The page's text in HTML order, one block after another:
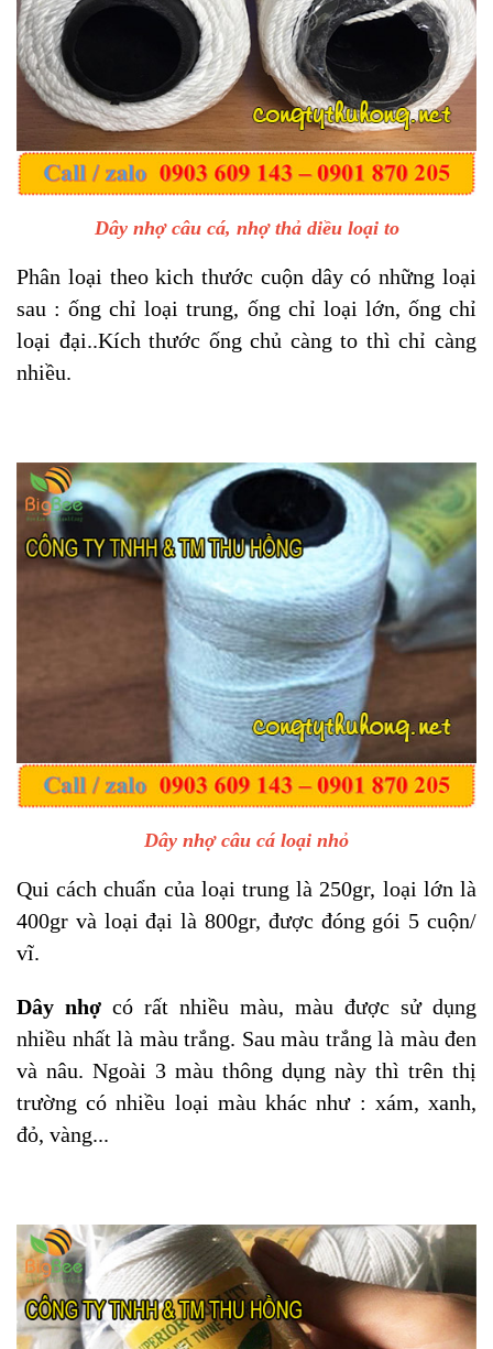
Dây nhợ câu cá, nhợ thả diều loại to
Phân loại theo kich thước cuộn dây có những loại
sau : ống chỉ loại trung, ống chỉ loại lớn, ống chỉ
loại đại..Kích thước ống chủ càng to thì chỉ càng
nhiều.
Dây nhợ câu cá loại nhỏ
Qui cách chuẩn của loại trung là 250gr, loại lớn là
400gr và loại đại là 800gr, được đóng gói 5 cuộn/
vĩ.
Dây nhợ có rất nhiều màu, màu được sử dụng
nhiều nhất là màu trắng. Sau màu trắng là màu đen
và nâu. Ngoài 3 màu thông dụng này thì trên thị
trường có nhiều loại màu khác như : xám, xanh,
đỏ, vàng...